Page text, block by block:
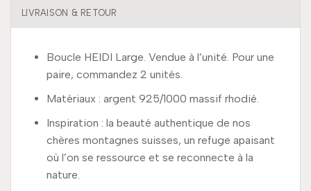
LIVRAISON & RETOUR
Boucle HEIDI Large. Vendue à l’unité. Pour une
paire, commandez 2 unités.
Matériaux : argent 925/1000 massif rhodié.
Inspiration : la beauté authentique de nos
chères montagnes suisses, un refuge apaisant
où l’on se ressource et se reconnecte à la
nature.